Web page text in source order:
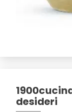
desideri